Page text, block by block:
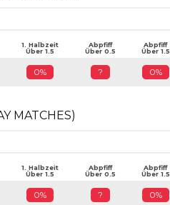
1. Halbzeit
Über 1.5
Abpfiff
Über 0.5
Abpfiff
Über 1.5
0% ? 0%
MATCHES)
1. Halbzeit
Über 1.5
Abpfiff
Über 0.5
Abpfiff
Über 1.5
0% ? 0%